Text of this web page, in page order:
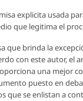
explicita usada
que legitima el
que brinda la
con este autor, el
una mejor
puesto en
que se enlistan a